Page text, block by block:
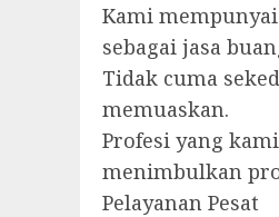
Kami
sebagai jasa
Tidak cuma
memuaskan.
Profesi yang
menimbulkan
Pelayanan Pesat